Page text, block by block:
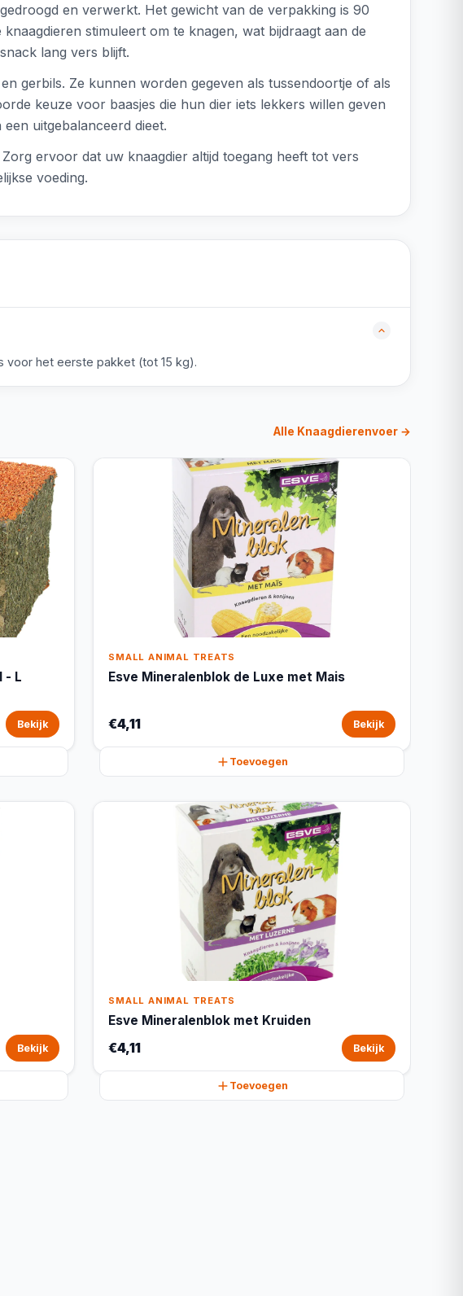
en verwerkt. Het gewicht van de verpakking is 90
stimuleert om te knagen, wat bijdraagt aan de
lang vers blijft.
gerbils. Ze kunnen worden gegeven als tussendoortje of als
keuze voor baasjes die hun dier iets lekkers willen geven
uitgebalanceerd dieet.
ervoor dat uw knaagdier altijd toegang heeft tot vers
voeding.
voor het eerste pakket (tot 15 kg).
Alle Knaagdierenvoer →
- L
Bekijk
SMALL ANIMAL TREATS
Esve Mineralenblok de Luxe met Mais
€4,11 Bekijk
Toevoegen
Bekijk
SMALL ANIMAL TREATS
Esve Mineralenblok met Kruiden
€4,11 Bekijk
Toevoegen